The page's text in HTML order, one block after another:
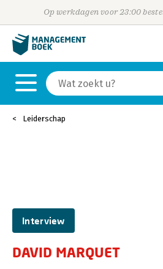
Op werkdagen voor 23:00
Leiderschap
Interview
DAVID MARQUET